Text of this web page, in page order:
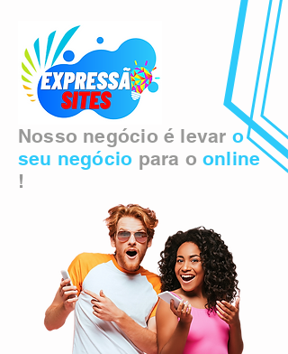
Nosso negócio é levar o
seu negócio para o online
!